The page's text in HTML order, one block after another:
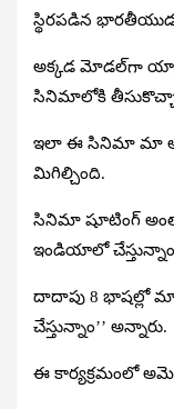
స్థిరపడిన
అక్కడ మోడల్‌గా
సినిమాలోకి
ఇలా ఈ సినిమా మా
మిగిల్చింది.
సినిమా షూటింగ్‌
ఇండియాలో
దాదాపు 8 భాషల్లో
చేస్తున్నాం’’ అన్నారు.
ఈ కార్యక్రమంలో